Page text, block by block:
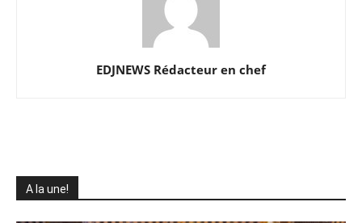
EDJNEWS Rédacteur en chef
A la une!